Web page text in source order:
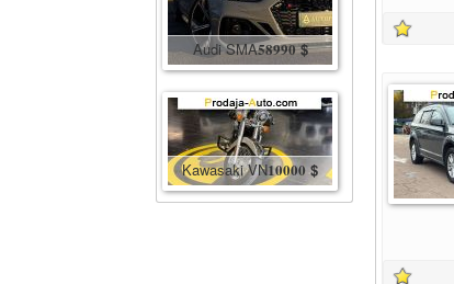
Audi SMA58990 $
Kawasaki VN10000 $